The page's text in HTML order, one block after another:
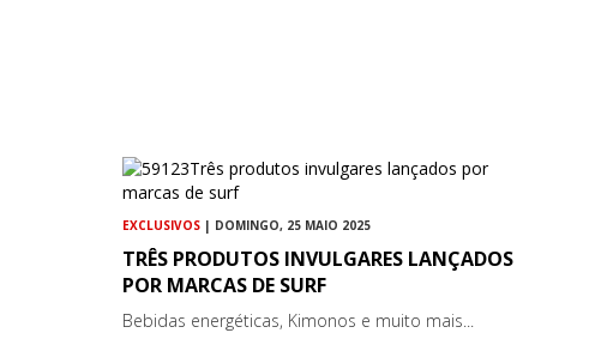
EXCLUSIVOS | DOMINGO, 25 MAIO 2025
TRÊS PRODUTOS INVULGARES LANÇADOS
POR MARCAS DE SURF
Bebidas energéticas, Kimonos e muito mais...